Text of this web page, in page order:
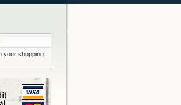
your shopping